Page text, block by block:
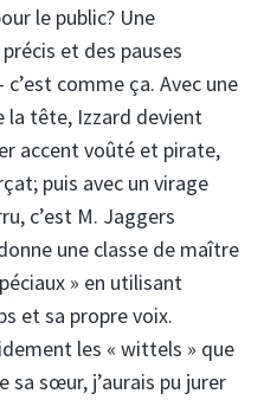
le public? Une
et des pauses
comme ça. Avec une
la tête, Izzard devient
accent voûté et pirate,
puis avec un virage
c’est M. Jaggers
une classe de maître
» en utilisant
et sa propre voix.
les « wittels » que
sa sœur, j’aurais pu jurer